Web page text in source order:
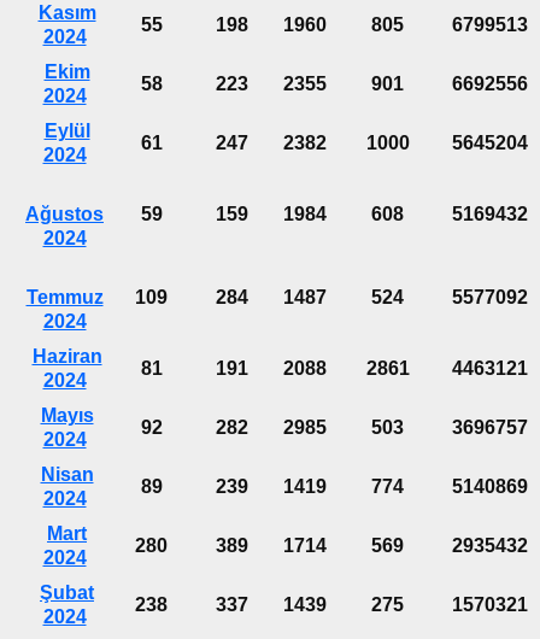
Kasım
2024
55 198 1960 805 6799513
Ekim
2024
58 223 2355 901 6692556
Eylül
2024
61 247 2382 1000 5645204
Ağustos
2024
59 159 1984 608 5169432
Temmuz
2024
109 284 1487 524 5577092
Haziran
2024
81 191 2088 2861 4463121
Mayıs
2024
92 282 2985 503 3696757
Nisan
2024
89 239 1419 774 5140869
Mart
2024
280 389 1714 569 2935432
Şubat
2024
238 337 1439 275 1570321